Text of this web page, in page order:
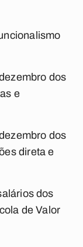
dos
e
dos
direta e
dos
de Valor